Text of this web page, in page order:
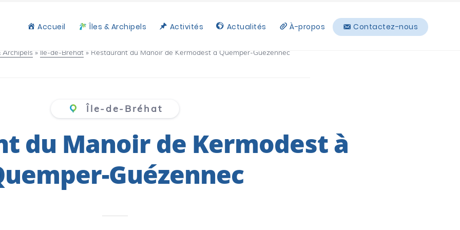
Accueil Îles & Archipels Activités Actualités À-propos Contactez-nous
Archipels » Île-de-Bréhat » Restaurant du Manoir de Kermodest à Quemper-Guézennec
Île-de-Bréhat
du Manoir de Kermodest à
Guézennec